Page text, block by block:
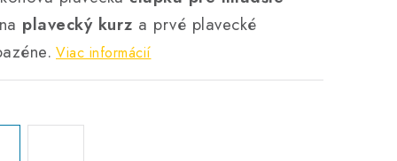
plavecký kurz a prvé plavecké
Viac informácií